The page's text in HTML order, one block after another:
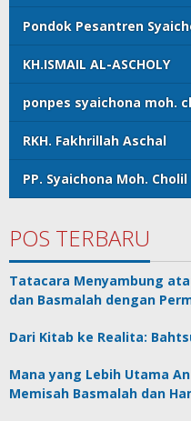
Pondok Pesantren
KH.ISMAIL AL-ASCHOLY
ponpes syaichona moh.
RKH. Fakhrillah Aschal
PP. Syaichona Moh. Cholil
POS TERBARU
Tatacara Menyambung
dan Basmalah dengan
Dari Kitab ke Realita:
Mana yang Lebih Utama
Memisah Basmalah dan